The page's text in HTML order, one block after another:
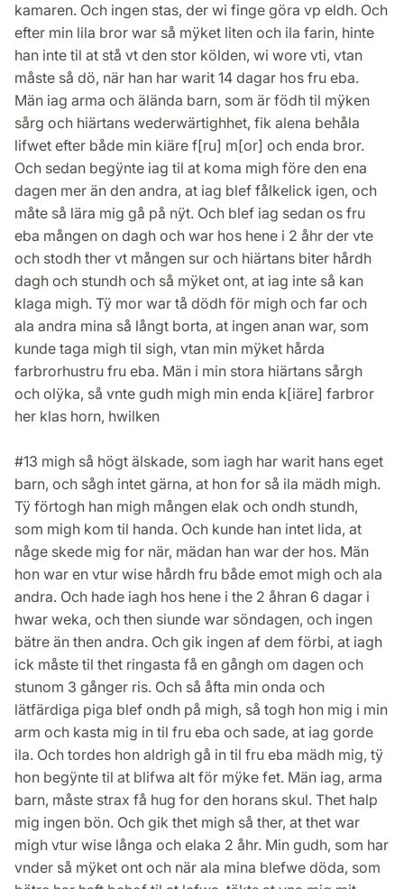
kamaren. Och ingen stas, der wi finge göra vp eldh. Och
efter min lila bror war så mÿket liten och ila farin, hinte
han inte til at stå vt den stor kölden, wi wore vti, vtan
måste så dö, när han har warit 14 dagar hos fru eba.
Män iag arma och älända barn, som är födh til mÿken
sårg och hiärtans wederwärtighhet, fik alena behåla
lifwet efter både min kiäre f[ru] m[or] och enda bror.
Och sedan begÿnte iag til at koma migh före den ena
dagen mer än den andra, at iag blef fålkelick igen, och
måte så lära mig gå på nÿt. Och blef iag sedan os fru
eba mången on dagh och war hos hene i 2 åhr der vte
och stodh ther vt mången sur och hiärtans biter hårdh
dagh och stundh och så mÿket ont, at iag inte så kan
klaga migh. Tÿ mor war tå dödh för migh och far och
ala andra mina så långt borta, at ingen anan war, som
kunde taga migh til sigh, vtan min mÿket hårda
farbrorhustru fru eba. Män i min stora hiärtans sårgh
och olÿka, så vnte gudh migh min enda k[iäre] farbror
her klas horn, hwilken
#13 migh så högt älskade, som iagh har warit hans eget
barn, och sågh intet gärna, at hon for så ila mädh migh.
Tÿ förtogh han migh mången elak och ondh stundh,
som migh kom til handa. Och kunde han intet lida, at
någe skede mig for när, mädan han war der hos. Män
hon war en vtur wise hårdh fru både emot migh och ala
andra. Och hade iagh hos hene i the 2 åhran 6 dagar i
hwar weka, och then siunde war söndagen, och ingen
bätre än then andra. Och gik ingen af dem förbi, at iagh
ick måste til thet ringasta få en gångh om dagen och
stunom 3 gånger ris. Och så åfta min onda och
lätfärdiga piga blef ondh på migh, så togh hon mig i min
arm och kasta mig in til fru eba och sade, at iag gorde
ila. Och tordes hon aldrigh gå in til fru eba mädh mig, tÿ
hon begÿnte til at blifwa alt för mÿke fet. Män iag, arma
barn, måste strax få hug for den horans skul. Thet halp
mig ingen bön. Och gik thet migh så ther, at thet war
migh vtur wise långa och elaka 2 åhr. Min gudh, som har
vnder så mÿket ont och när ala mina blefwe döda, som